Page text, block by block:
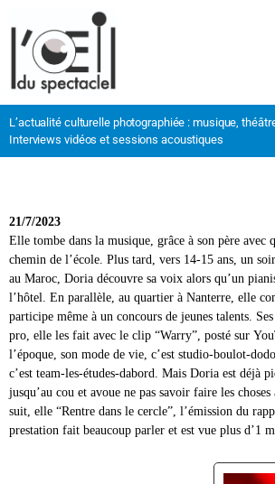
L’actualité culturelle photographiée : musique,
Interviews vidéos et sessions acoustiques
21/7/2023
Elle tombe dans la musique, grâce à son père avec
chemin de l’école. Plus tard, vers 14-15 ans, un
au Maroc, Doria découvre sa voix alors qu’un
l’hôtel. En parallèle, au quartier à Nanterre, elle
participe même à un concours de jeunes talents.
pro, elle les fait avec le clip “Warry”, posté sur
l’époque, son mode de vie, c’est studio-boulot-
c’est team-les-études-dabord. Mais Doria est déjà
jusqu’au cou et avoue ne pas savoir faire les
suit, elle “Rentre dans le cercle”, l’émission du
prestation fait beaucoup parler et est vue plus d’1
communauté rap. Doria n’oublie pas qu’elle se
donc d’affiner son style, d’écrire et d’aller au
de son alternance. En attendant de sortir des
balance des freestyles tout simplement en direct de
vidéos tournent à fond sur les réseaux sociaux.
freestyle “Million” a été vu plus de 300 000 fois sur
Booba partage le clip de son titre “Pochtar”, vu
sur YouTube. Les followers s’abonnent en masse.
morceaux phare de l’EP MDP (pour MoDe
sur lequel Doria travaille en parallèle de toutes ses
premier album, produit par Kore, Duane et Mounchild,
faire connaissance avec elle. L’ADN de « Dodo
kickage, certes, mais aussi le r’n’b. Elle qui a
également grâce à Eve, Alicia Keys et Rihanna.
dans le rap et dans le chant, Doria combine avec
stylistiques. Elle y déploie sa philosophie : vivre
aller chercher ce qu’on veut, en clair voir le verre à
qu’à moitié vide. Si elle continue de parler de
vicissitudes de la vie, Doria aspire aussi à